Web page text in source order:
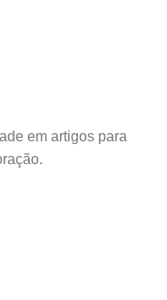
em artigos para